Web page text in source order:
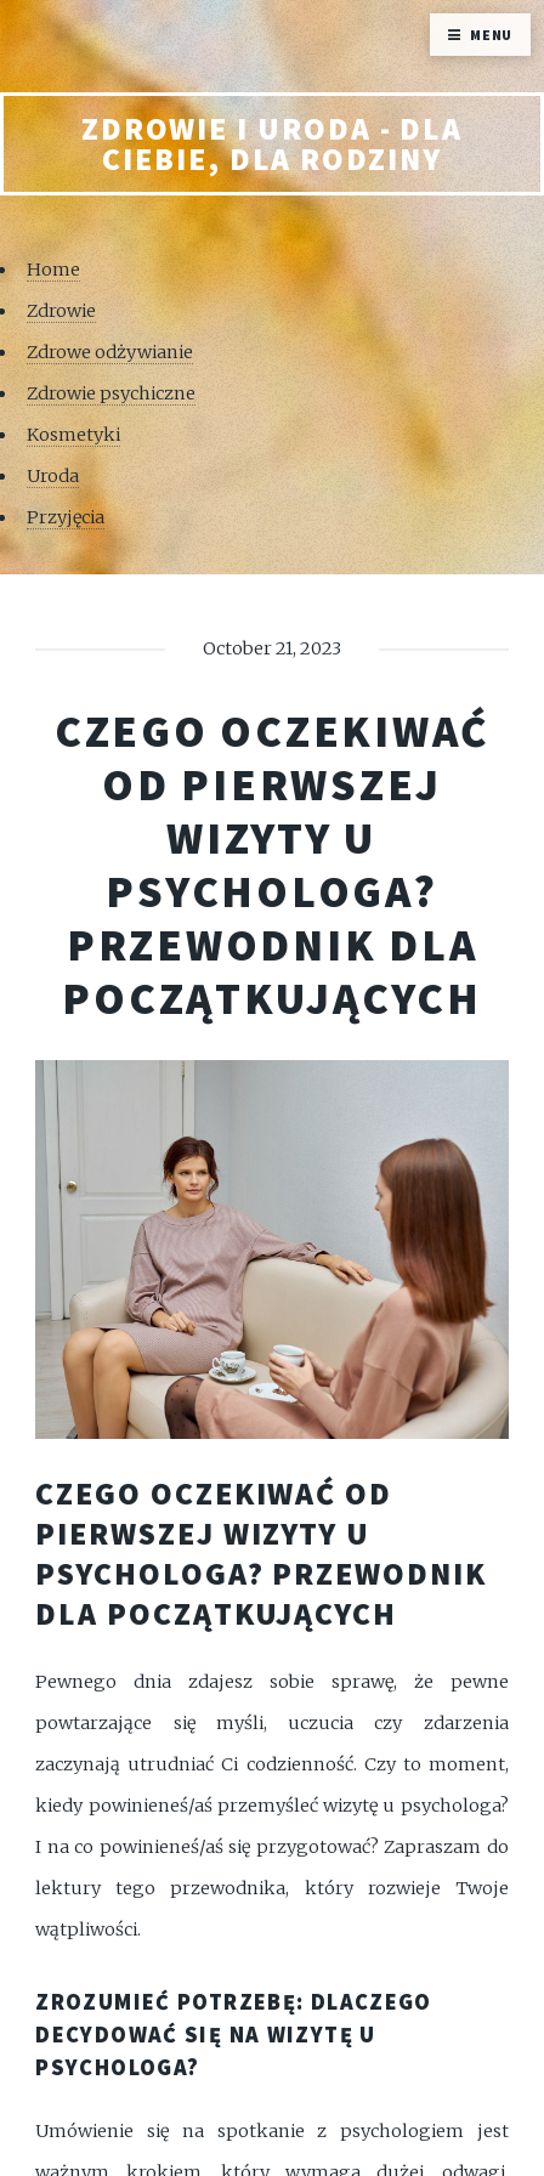
ZDROWIE I URODA - DLA
CIEBIE, DLA RODZINY
Home
Zdrowie
Zdrowe odżywianie
Zdrowie psychiczne
Kosmetyki
Uroda
Przyjęcia
October 21, 2023
CZEGO OCZEKIWAĆ
OD PIERWSZEJ
WIZYTY U
PSYCHOLOGA?
PRZEWODNIK DLA
POCZĄTKUJĄCYCH
CZEGO OCZEKIWAĆ OD
PIERWSZEJ WIZYTY U
PSYCHOLOGA? PRZEWODNIK
DLA POCZĄTKUJĄCYCH
Pewnego dnia zdajesz sobie sprawę, że pewne
powtarzające się myśli, uczucia czy zdarzenia
zaczynają utrudniać Ci codzienność. Czy to moment,
kiedy powinieneś/aś przemyśleć wizytę u psychologa?
I na co powinieneś/aś się przygotować? Zapraszam do
lektury tego przewodnika, który rozwieje Twoje
wątpliwości.
ZROZUMIEĆ POTRZEBĘ: DLACZEGO
DECYDOWAĆ SIĘ NA WIZYTĘ U
PSYCHOLOGA?
Umówienie się na spotkanie z psychologiem jest
MENU